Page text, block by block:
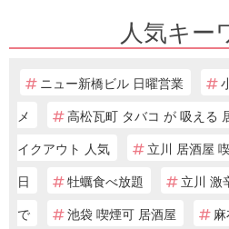
人気キー
ニュー新橋ビル 日曜営業
メ
高松瓦町 タバコ が 吸える
イクアウト 人気
立川 居酒屋
日
牡蠣食べ放題 立川 激
で
池袋 喫煙可 居酒屋